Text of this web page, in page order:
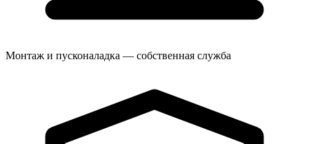
Монтаж и пусконаладка — собственная служба